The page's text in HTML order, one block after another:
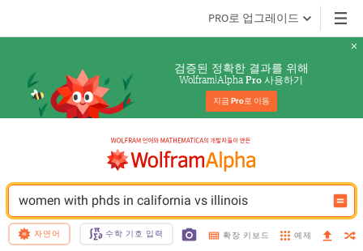
PRO로 업그레이드
검증된 정확한 결과를 위해
Wolfram|Alpha Pro 사용하기
지금 Pro로 이동
women with phds in california vs illinois
자연어 수학 기호 입력 확장 키보드 예제